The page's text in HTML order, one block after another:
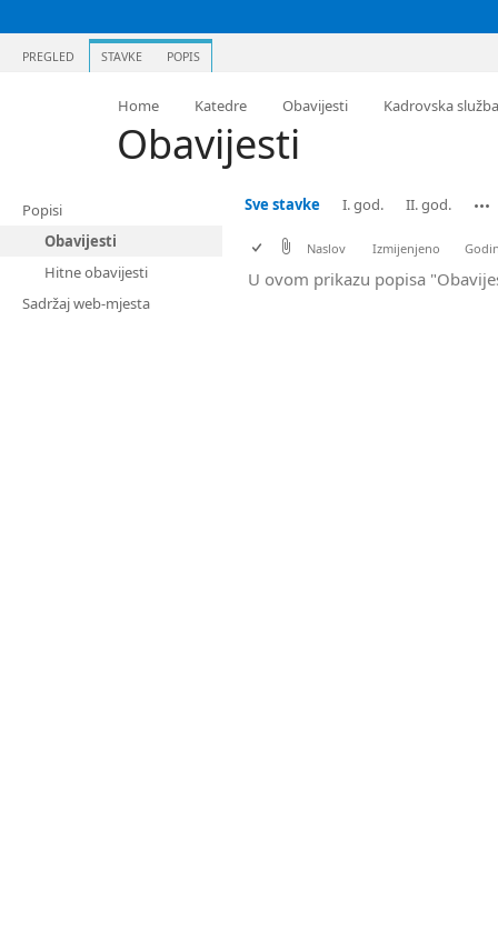
PREGLED STAVKE POPIS
Home Katedre Obavijesti Kadrovska služba
Obavijesti
Popisi
Obavijesti
Hitne obavijesti
Sadržaj web-mjesta
Sve stavke I. god. II. god.
Naslov Izmijenjeno
U ovom prikazu popisa